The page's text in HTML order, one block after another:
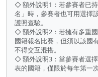
◇ 額外說明1：若參賽者已
名」時，參賽者也可用選擇
護照查驗。
◇ 額外說明2：若擁有多重
國籍報名比賽，但須以該國
不得交互混搭。
◇ 額外說明3：當參賽者選
表的國籍，僅限於每年第一